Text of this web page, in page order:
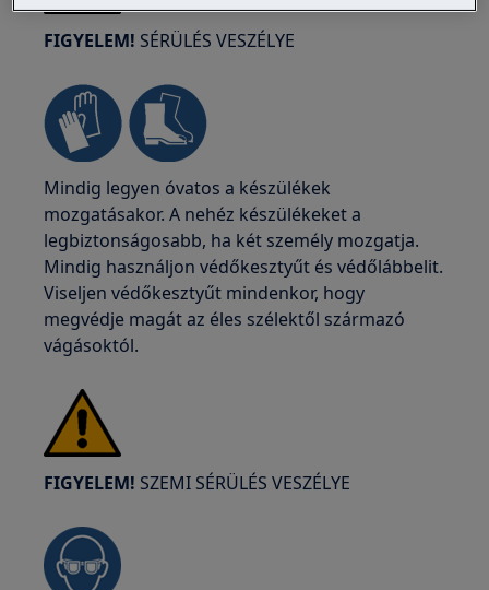
FIGYELEM! SÉRÜLÉS VESZÉLYE
Mindig legyen óvatos a készülékek
mozgatásakor. A nehéz készülékeket a
legbiztonságosabb, ha két személy mozgatja.
Mindig használjon védőkesztyűt és védőlábbelit.
Viseljen védőkesztyűt mindenkor, hogy
megvédje magát az éles szélektől származó
vágásoktól.
FIGYELEM! SZEMI SÉRÜLÉS VESZÉLYE